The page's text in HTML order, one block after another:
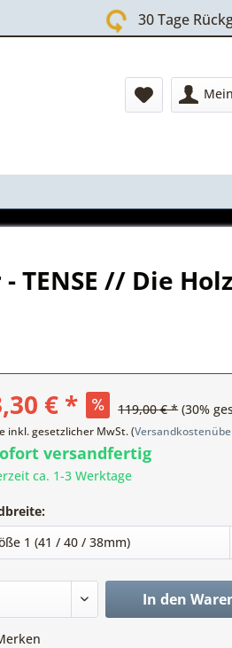
30 Tage
TENSE // Die
€ * 119,00 € * (30%
inkl. gesetzlicher MwSt. (
versandfertig
ca. 1-3 Werktage
In den